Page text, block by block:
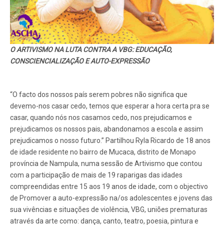
O ARTIVISMO NA LUTA CONTRA A VBG: EDUCAÇÃO,
CONSCIENCIALIZAÇÃO E AUTO-EXPRESSÃO
“O facto dos nossos país serem pobres não significa que
devemo-nos casar cedo, temos que esperar a hora certa pra se
casar, quando nós nos casamos cedo, nos prejudicamos e
prejudicamos os nossos pais, abandonamos a escola e assim
prejudicamos o nosso futuro.” Partilhou Ryla Ricardo de 18 anos
de idade residente no bairro de Mucaca, distrito de Monapo
província de Nampula, numa sessão de Artivismo que contou
com a participação de mais de 19 raparigas das idades
compreendidas entre 15 aos 19 anos de idade, com o objectivo
de Promover a auto-expressão na/os adolescentes e jovens das
sua vivências e situações de violência, VBG, uniões prematuras
através da arte como: dança, canto, teatro, poesia, pintura e